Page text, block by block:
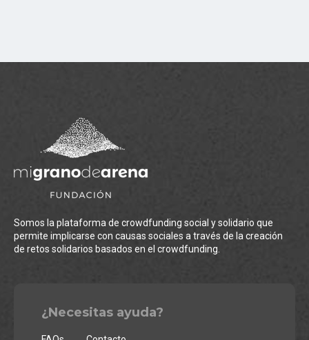
Somos la plataforma de crowdfunding social y solidario que
permite implicarse con causas sociales a través de la creación
de retos solidarios basados en el crowdfunding.
¿Necesitas ayuda?